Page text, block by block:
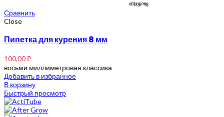
Сравнить
Close
Пипетка для курения 8 мм
100,00₽
восьми миллиметровая классика
Добавить в избранное
В корзину
Быстрый просмотр